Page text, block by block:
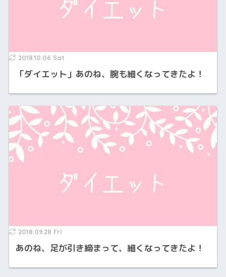
2018.10.06 Sat
「ダイエット」あのね、腕も細くなってきたよ！
2018.09.28 Fri
あのね、足が引き締まって、細くなってきたよ！